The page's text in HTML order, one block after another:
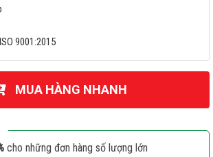
9001:2015
MUA HÀNG NHANH
cho những đơn hàng số lượng lớn